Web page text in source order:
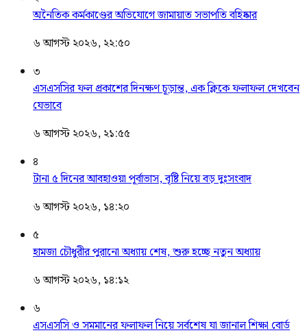
অনৈতিক কর্মকাণ্ডের অভিযোগে জামায়াত সভাপতি বহিষ্কার
৬ আগস্ট ২০২৬, ২২:৫০
৩
এসএসসির ফল প্রকাশের দিনক্ষণ চূড়ান্ত, এক ক্লিকে ফলাফল দেখবেন
যেভাবে
৬ আগস্ট ২০২৬, ২১:৫৫
৪
টানা ৫ দিনের আবহাওয়া পূর্বাভাস, বৃষ্টি নিয়ে বড় দুঃসংবাদ
৬ আগস্ট ২০২৬, ১৪:২০
৫
হামজা চৌধুরীর পুরানো অধ্যায় শেষ, শুরু হচ্ছে নতুন অধ্যায়
৬ আগস্ট ২০২৬, ১৪:১২
৬
এসএসসি ও সমমানের ফলাফল নিয়ে সর্বশেষ যা জানাল শিক্ষা বোর্ড